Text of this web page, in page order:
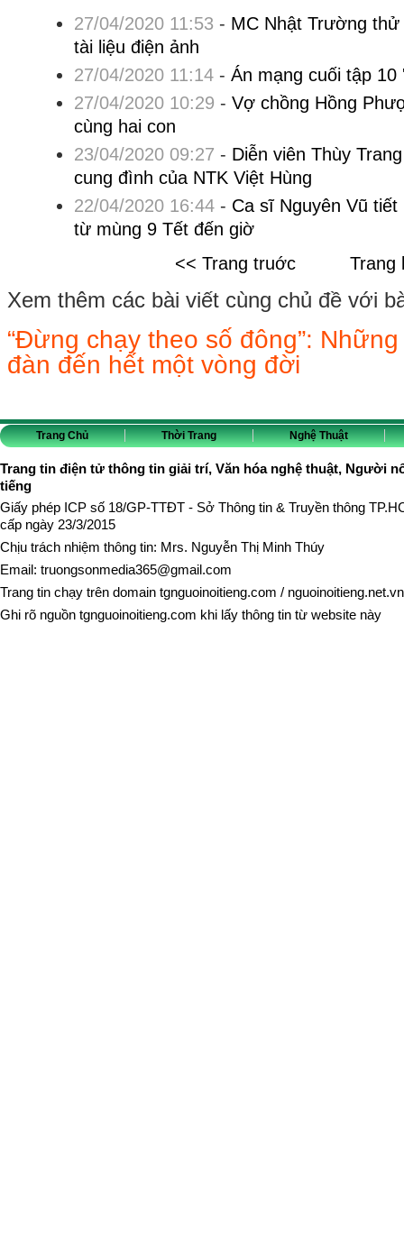
27/04/2020 11:53 - MC Nhật Trường
tài liệu điện ảnh
27/04/2020 11:14- Án mạng cuối tập
27/04/2020 10:29 - Vợ chồng Hồng
cùng hai con
23/04/2020 09:27 - Diễn viên Thùy
cung đình của NTK Việt Hùng
22/04/2020 16:44- Ca sĩ Nguyên Vũ
từ mùng 9 Tết đến giờ
<< Trang truớc
Trang
Xem thêm các bài viết cùng chủ đề với
“Đừng chạy theo số đông”:
đàn đến hết một vòng đời
Trang Chủ Thời Trang Nghệ Thuật
Trang tin điện tử thông tin giải trí, Văn hóa nghệ thuật, Người
tiếng
Giấy phép ICP số 18/GP-TTĐT - Sở Thông tin & Truyền thông
cấp ngày 23/3/2015
Chịu trách nhiệm thông tin: Mrs. Nguyễn Thị Minh Thúy
Email: truongsonmedia365@gmail.com
Trang tin chạy trên domain tgnguoinoitieng.com / nguoinoitieng.net.vn
Ghi rõ nguồn tgnguoinoitieng.com khi lấy thông tin từ website này